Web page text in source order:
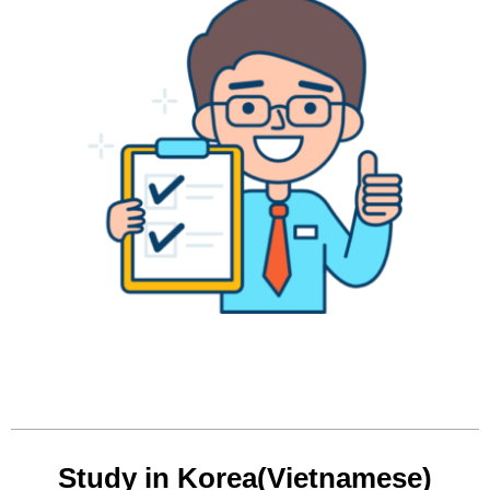
Study in Korea(Vietnamese)